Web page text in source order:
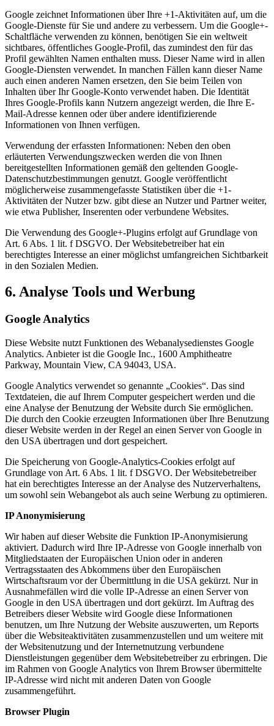
Google zeichnet Informationen über Ihre +1-Aktivitäten auf, um die
Google-Dienste für Sie und andere zu verbessern. Um die Google+-
Schaltfläche verwenden zu können, benötigen Sie ein weltweit
sichtbares, öffentliches Google-Profil, das zumindest den für das
Profil gewählten Namen enthalten muss. Dieser Name wird in allen
Google-Diensten verwendet. In manchen Fällen kann dieser Name
auch einen anderen Namen ersetzen, den Sie beim Teilen von
Inhalten über Ihr Google-Konto verwendet haben. Die Identität
Ihres Google-Profils kann Nutzern angezeigt werden, die Ihre E-
Mail-Adresse kennen oder über andere identifizierende
Informationen von Ihnen verfügen.
Verwendung der erfassten Informationen: Neben den oben
erläuterten Verwendungszwecken werden die von Ihnen
bereitgestellten Informationen gemäß den geltenden Google-
Datenschutzbestimmungen genutzt. Google veröffentlicht
möglicherweise zusammengefasste Statistiken über die +1-
Aktivitäten der Nutzer bzw. gibt diese an Nutzer und Partner weiter,
wie etwa Publisher, Inserenten oder verbundene Websites.
Die Verwendung des Google+-Plugins erfolgt auf Grundlage von
Art. 6 Abs. 1 lit. f DSGVO. Der Websitebetreiber hat ein
berechtigtes Interesse an einer möglichst umfangreichen Sichtbarkeit
in den Sozialen Medien.
6. Analyse Tools und Werbung
Google Analytics
Diese Website nutzt Funktionen des Webanalysedienstes Google
Analytics. Anbieter ist die Google Inc., 1600 Amphitheatre
Parkway, Mountain View, CA 94043, USA.
Google Analytics verwendet so genannte „Cookies“. Das sind
Textdateien, die auf Ihrem Computer gespeichert werden und die
eine Analyse der Benutzung der Website durch Sie ermöglichen.
Die durch den Cookie erzeugten Informationen über Ihre Benutzung
dieser Website werden in der Regel an einen Server von Google in
den USA übertragen und dort gespeichert.
Die Speicherung von Google-Analytics-Cookies erfolgt auf
Grundlage von Art. 6 Abs. 1 lit. f DSGVO. Der Websitebetreiber
hat ein berechtigtes Interesse an der Analyse des Nutzerverhaltens,
um sowohl sein Webangebot als auch seine Werbung zu optimieren.
IP Anonymisierung
Wir haben auf dieser Website die Funktion IP-Anonymisierung
aktiviert. Dadurch wird Ihre IP-Adresse von Google innerhalb von
Mitgliedstaaten der Europäischen Union oder in anderen
Vertragsstaaten des Abkommens über den Europäischen
Wirtschaftsraum vor der Übermittlung in die USA gekürzt. Nur in
Ausnahmefällen wird die volle IP-Adresse an einen Server von
Google in den USA übertragen und dort gekürzt. Im Auftrag des
Betreibers dieser Website wird Google diese Informationen
benutzen, um Ihre Nutzung der Website auszuwerten, um Reports
über die Websiteaktivitäten zusammenzustellen und um weitere mit
der Websitenutzung und der Internetnutzung verbundene
Dienstleistungen gegenüber dem Websitebetreiber zu erbringen. Die
im Rahmen von Google Analytics von Ihrem Browser übermittelte
IP-Adresse wird nicht mit anderen Daten von Google
zusammengeführt.
Browser Plugin